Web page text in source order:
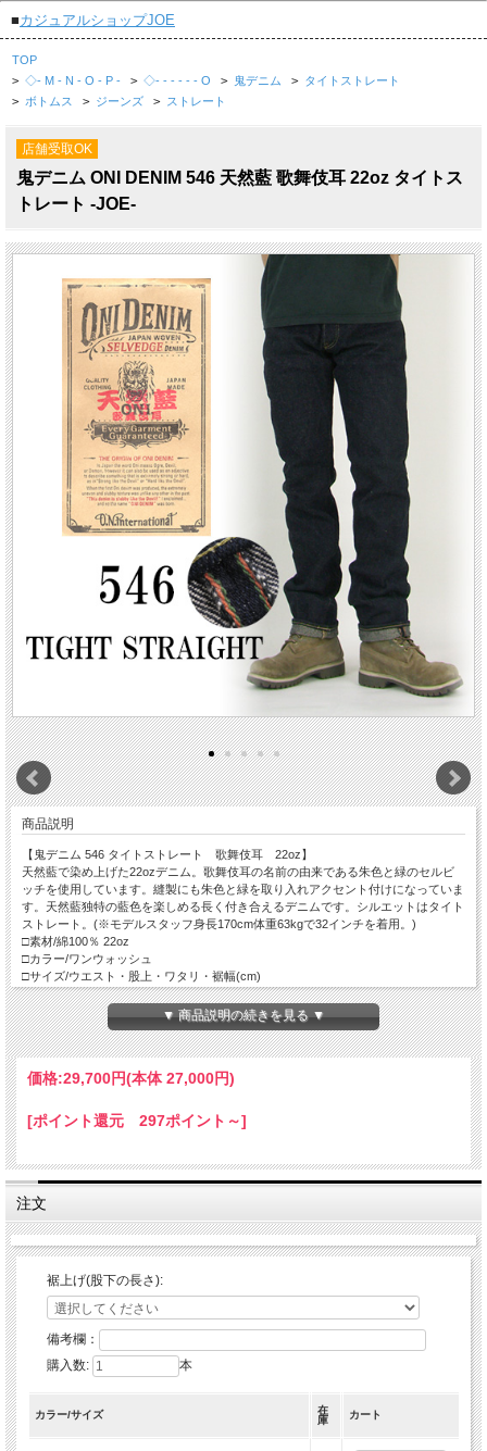
■カジュアルショップJOE
TOP
> ◇- M - N - O - P - > ◇- - - - - - O > 鬼デニム > タイトストレート
> ボトムス > ジーンズ > ストレート
店舗受取OK
鬼デニム ONI DENIM 546 天然藍 歌舞伎耳 22oz タイトス
トレート -JOE-
商品説明
【鬼デニム 546 タイトストレート 歌舞伎耳 22oz】
天然藍で染め上げた22ozデニム。歌舞伎耳の名前の由来である朱色と緑のセルビ
ッチを使用しています。縫製にも朱色と緑を取り入れアクセント付けになっていま
す。天然藍独特の藍色を楽しめる長く付き合えるデニムです。シルエットはタイト
ストレート。(※モデルスタッフ身長170cm体重63kgで32インチを着用。)
□素材/綿100％ 22oz
□カラー/ワンウォッシュ
□サイズ/ウエスト・股上・ワタリ・裾幅(cm)
29インチ/75、24、24、17
30インチ/77、24、25、18
31インチ/80、25，26、18
32インチ/83、25、26、19
34インチ/87、25、27、20
※股下実寸約86cm程です。
※ボタンホール相かなり硬いです。
▼ 商品説明の続きを見る ▼
価格:29,700円(本体 27,000円)
[ポイント還元 297ポイント～]
注文
裾上げ(股下の長さ):
備考欄：
購入数:
本
カラー/サイズ
在
庫
カート